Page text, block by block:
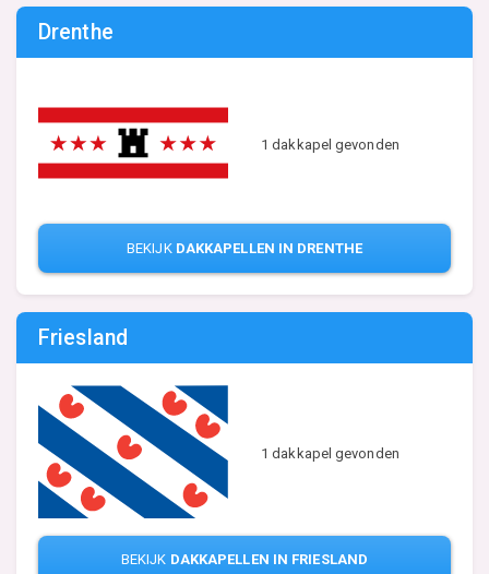
Drenthe
1 dakkapel gevonden
BEKIJK DAKKAPELLEN IN DRENTHE
Friesland
1 dakkapel gevonden
BEKIJK DAKKAPELLEN IN FRIESLAND